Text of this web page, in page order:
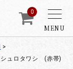
MENU
0
>
シュロタワシ (赤帯)